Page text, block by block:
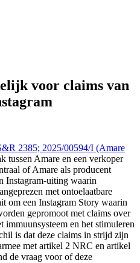
redactie-
aansprakelijk-voor-claims-van-
voor claims van
2385; 2025/00594/I (Amare
tussen Amare en een verkoper
of Amare als producent
Instagram-uiting waarin
met ontoelaatbare
om een Instagram Story waarin
gepromoot met claims over
immuunsysteem en het stimuleren
is dat deze claims in strijd zijn
met artikel 2 NRC en artikel
de vraag voor of deze